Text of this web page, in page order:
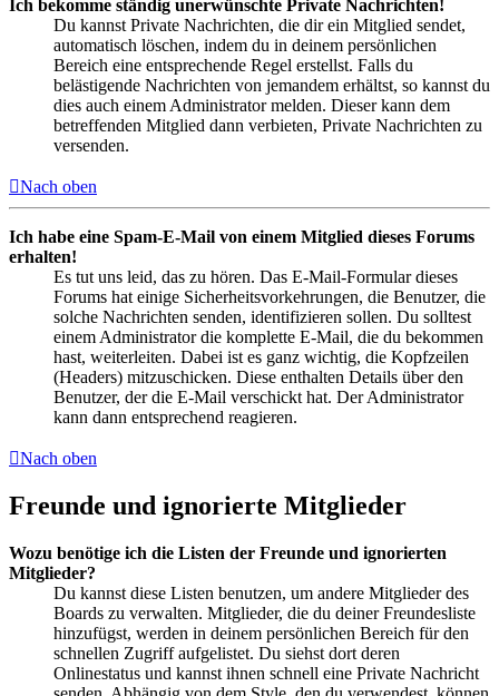
Ich bekomme ständig unerwünschte Private Nachrichten!
Du kannst Private Nachrichten, die dir ein Mitglied sendet,
automatisch löschen, indem du in deinem persönlichen
Bereich eine entsprechende Regel erstellst. Falls du
belästigende Nachrichten von jemandem erhältst, so kannst du
dies auch einem Administrator melden. Dieser kann dem
betreffenden Mitglied dann verbieten, Private Nachrichten zu
versenden.
Nach oben
Ich habe eine Spam-E-Mail von einem Mitglied dieses Forums
erhalten!
Es tut uns leid, das zu hören. Das E-Mail-Formular dieses
Forums hat einige Sicherheitsvorkehrungen, die Benutzer, die
solche Nachrichten senden, identifizieren sollen. Du solltest
einem Administrator die komplette E-Mail, die du bekommen
hast, weiterleiten. Dabei ist es ganz wichtig, die Kopfzeilen
(Headers) mitzuschicken. Diese enthalten Details über den
Benutzer, der die E-Mail verschickt hat. Der Administrator
kann dann entsprechend reagieren.
Nach oben
Freunde und ignorierte Mitglieder
Wozu benötige ich die Listen der Freunde und ignorierten
Mitglieder?
Du kannst diese Listen benutzen, um andere Mitglieder des
Boards zu verwalten. Mitglieder, die du deiner Freundesliste
hinzufügst, werden in deinem persönlichen Bereich für den
schnellen Zugriff aufgelistet. Du siehst dort deren
Onlinestatus und kannst ihnen schnell eine Private Nachricht